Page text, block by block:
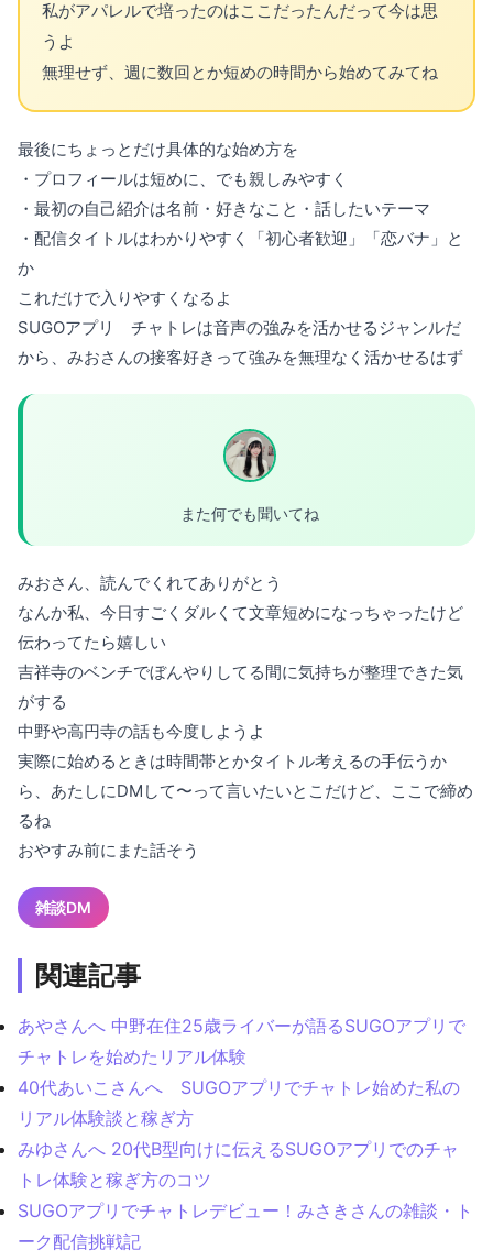
私がアパレルで培ったのはここだったんだって今は思
うよ
無理せず、週に数回とか短めの時間から始めてみてね
最後にちょっとだけ具体的な始め方を
・プロフィールは短めに、でも親しみやすく
・最初の自己紹介は名前・好きなこと・話したいテーマ
・配信タイトルはわかりやすく「初心者歓迎」「恋バナ」と
か
これだけで入りやすくなるよ
SUGOアプリ チャトレは音声の強みを活かせるジャンルだ
から、みおさんの接客好きって強みを無理なく活かせるはず
また何でも聞いてね
みおさん、読んでくれてありがとう
なんか私、今日すごくダルくて文章短めになっちゃったけど
伝わってたら嬉しい
吉祥寺のベンチでぼんやりしてる間に気持ちが整理できた気
がする
中野や高円寺の話も今度しようよ
実際に始めるときは時間帯とかタイトル考えるの手伝うか
ら、あたしにDMして〜って言いたいとこだけど、ここで締め
るね
おやすみ前にまた話そう
雑談DM
関連記事
あやさんへ 中野在住25歳ライバーが語るSUGOアプリで
チャトレを始めたリアル体験
40代あいこさんへ SUGOアプリでチャトレ始めた私の
リアル体験談と稼ぎ方
みゆさんへ 20代B型向けに伝えるSUGOアプリでのチャ
トレ体験と稼ぎ方のコツ
SUGOアプリでチャトレデビュー！みさきさんの雑談・ト
ーク配信挑戦記